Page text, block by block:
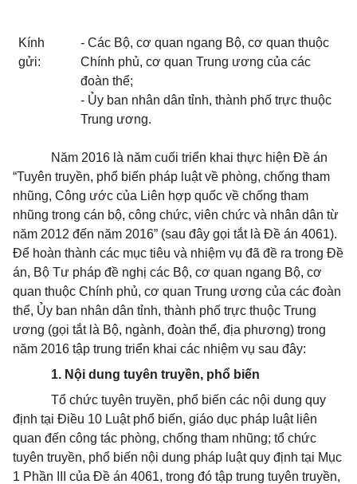
Kính
gửi:
- Các Bộ, cơ quan ngang Bộ, cơ quan thuộc
Chính phủ, cơ quan Trung ương của các
đoàn thể;
- Ủy ban nhân dân tỉnh, thành phố trực thuộc
Trung ương.
Năm 2016 là năm cuối triển khai thực hiện Đề án
“Tuyên truyền, phổ biến pháp luật về phòng, chống tham
nhũng, Công ước của Liên hợp quốc về chống tham
nhũng trong cán bộ, công chức, viên chức và nhân dân từ
năm 2012 đến năm 2016” (sau đây gọi tắt là Đề án 4061).
Để hoàn thành các mục tiêu và nhiệm vụ đã đề ra trong Đề
án, Bộ Tư pháp đề nghị các Bộ, cơ quan ngang Bộ, cơ
quan thuộc Chính phủ, cơ quan Trung ương của các đoàn
thể, Ủy ban nhân dân tỉnh, thành phố trực thuộc Trung
ương (gọi tắt là Bộ, ngành, đoàn thể, địa phương) trong
năm 2016 tập trung triển khai các nhiệm vụ sau đây:
1. Nội dung tuyên truyền, phổ biến
Tổ chức tuyên truyền, phổ biến các nội dung quy
định tại Điều 10 Luật phổ biến, giáo dục pháp luật liên
quan đến công tác phòng, chống tham nhũng; tổ chức
tuyên truyền, phổ biến nội dung pháp luật quy định tại Mục
1 Phần III của Đề án 4061, trong đó tập trung tuyên truyền,